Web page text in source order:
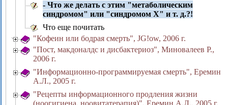
- Что же делать с этим "метаболическим
синдромом" или "синдромом Х" и т. д.?!
Что еще почитать
"Кофеин или бодрая смерть", JG!ow, 2006 г.
"Пост, макдоналдс и дисбактериоз", Миновалеев Р.,
2006 г.
"Информационно-программируемая смерть", Еремин
А.Л., 2005 г.
"Рецепты информационного продления жизни
(ноогигиена, ноовитатерапия)", Еремин А.Л., 2005 г.